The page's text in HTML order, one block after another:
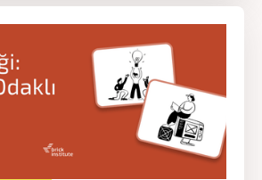
keşfetmek istiyorsanız,